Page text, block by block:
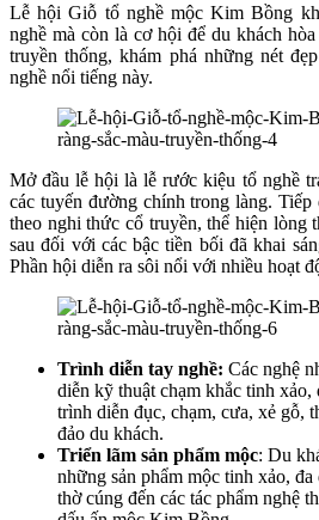
Lễ hội Giỗ tổ nghề mộc Kim Bồng
nghề mà còn là cơ hội để du khách
truyền thống, khám phá những nét
nghề nổi tiếng này.
Mở đầu lễ hội là lễ rước kiệu tổ nghề
các tuyến đường chính trong làng.
theo nghi thức cổ truyền, thể hiện lòng
sau đối với các bậc tiền bối đã khai
Phần hội diễn ra sôi nổi với nhiều hoạt
Trình diễn tay nghề: Các nghệ
diễn kỹ thuật chạm khắc tinh xảo,
trình diễn đục, chạm, cưa, xẻ gỗ,
đảo du khách.
Triển lãm sản phẩm mộc: Du
những sản phẩm mộc tinh xảo,
thờ cúng đến các tác phẩm nghệ